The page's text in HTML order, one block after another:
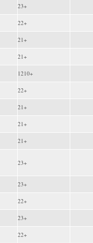
23+
22+
21+
21+
1210+
22+
21+
21+
21+
23+
23+
22+
23+
22+